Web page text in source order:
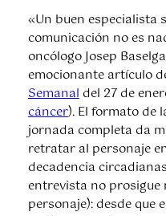
«Un buen especialista
comunicación no es
oncólogo Josep
emocionante artículo
Semanaldel 27 de
cáncer). El formato de
jornada completa da
retratar al personaje
decadencia
entrevista no prosigue
personaje): desde que